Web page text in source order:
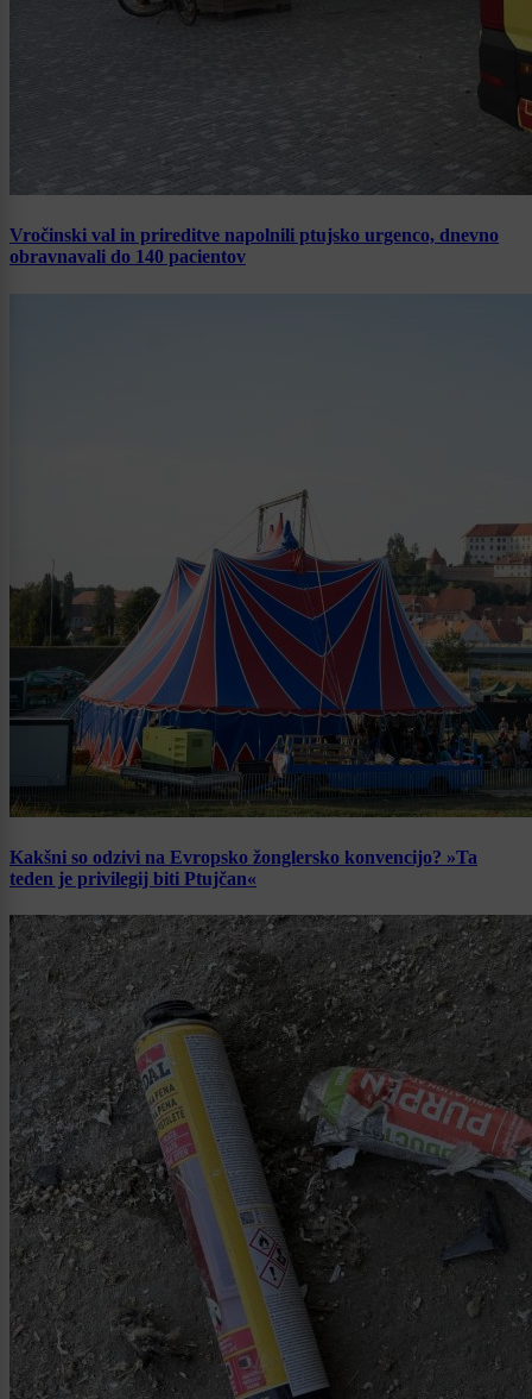
Vročinski val in prireditve napolnili ptujsko urgenco, dnevno
obravnavali do 140 pacientov
Kakšni so odzivi na Evropsko žonglersko konvencijo? »Ta
teden je privilegij biti Ptujčan«